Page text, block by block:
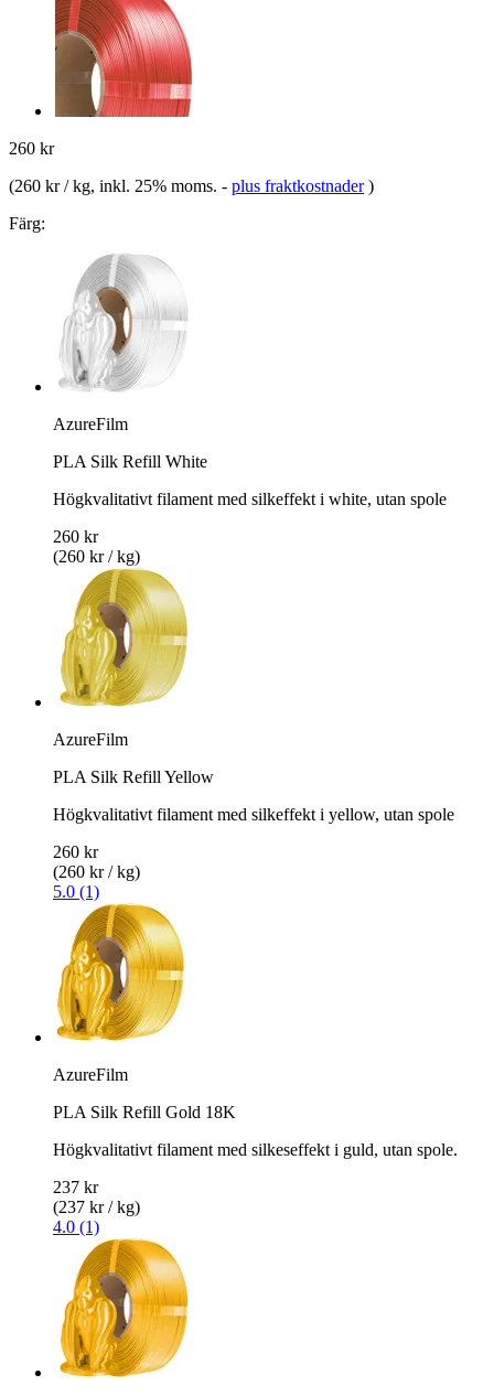
260 kr
(260 kr / kg, inkl. 25% moms. - plus fraktkostnader )
Färg:
AzureFilm
PLA Silk Refill White
Högkvalitativt filament med silkeffekt i white, utan spole
260 kr
(260 kr / kg)
AzureFilm
PLA Silk Refill Yellow
Högkvalitativt filament med silkeffekt i yellow, utan spole
260 kr
(260 kr / kg)
5.0 (1)
AzureFilm
PLA Silk Refill Gold 18K
Högkvalitativt filament med silkeseffekt i guld, utan spole.
237 kr
(237 kr / kg)
4.0 (1)